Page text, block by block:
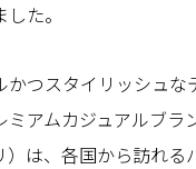
た。
かつスタイリッシュな
アムカジュアルブラ
）は、各国から訪れる